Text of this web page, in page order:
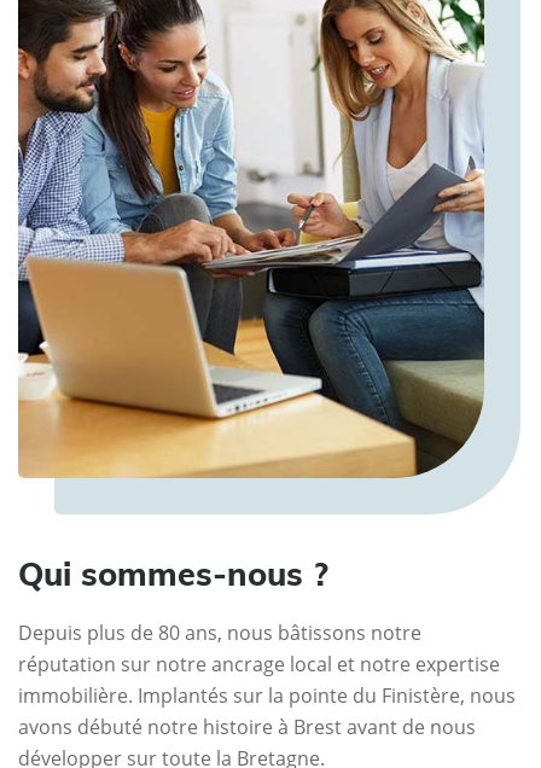
Qui sommes-nous ?
Depuis plus de 80 ans, nous bâtissons notre
réputation sur notre ancrage local et notre expertise
immobilière. Implantés sur la pointe du Finistère, nous
avons débuté notre histoire à Brest avant de nous
développer sur toute la Bretagne.